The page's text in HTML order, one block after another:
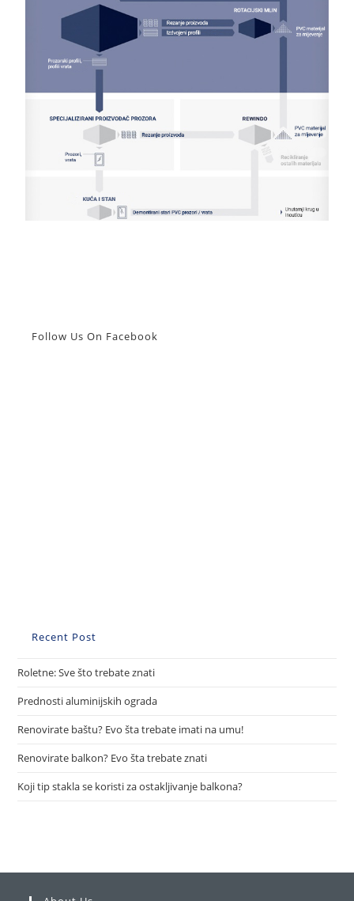
Follow Us On Facebook
Recent Post
Roletne: Sve što trebate znati
Prednosti aluminijskih ograda
Renovirate baštu? Evo šta trebate imati na umu!
Renovirate balkon? Evo šta trebate znati
Koji tip stakla se koristi za ostakljivanje balkona?